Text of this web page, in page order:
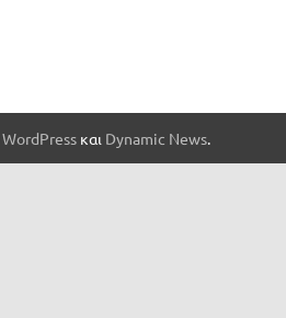
WordPressκαι Dynamic News.